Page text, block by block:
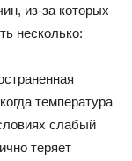
из-за которых
несколько:
температура
слабый
теряет